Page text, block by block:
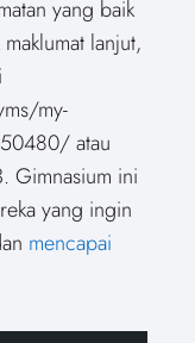
yang baik
lanjut,
my-
atau
Gimnasium ini
yang ingin
mencapai